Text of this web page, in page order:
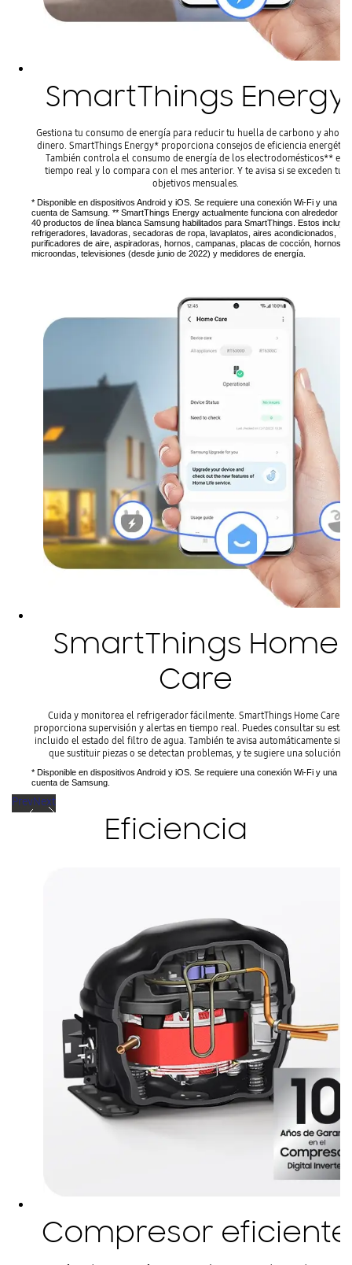
SmartThings Energy
Gestiona tu consumo de energía para reducir tu huella de carbono y
dinero. SmartThings Energy* proporciona consejos de eficiencia
También controla el consumo de energía de los electrodomésticos** en
tiempo real y lo compara con el mes anterior. Y te avisa si se exceden tus
objetivos mensuales.
* Disponible en dispositivos Android y iOS. Se requiere una conexión Wi-Fi y una
cuenta de Samsung. ** SmartThings Energy actualmente funciona con alrededor de
40 productos de línea blanca Samsung habilitados para SmartThings. Estos
refrigeradores, lavadoras, secadoras de ropa, lavaplatos, aires acondicionados,
purificadores de aire, aspiradoras, hornos, campanas, placas de cocción, hornos de
microondas, televisiones (desde junio de 2022) y medidores de energía.
SmartThings Home
Care
Cuida y monitorea el refrigerador fácilmente. SmartThings Home Care*
proporciona supervisión y alertas en tiempo real. Puedes consultar su
incluido el estado del filtro de agua. También te avisa automáticamente si
que sustituir piezas o se detectan problemas, y te sugiere una solución.
* Disponible en dispositivos Android y iOS. Se requiere una conexión Wi-Fi y una
cuenta de Samsung.
PrevNext
Eficiencia
Compresor eficiente